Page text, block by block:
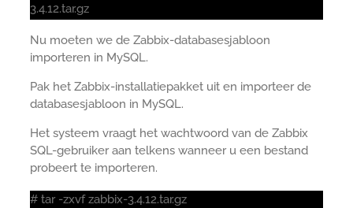
3.4.12.tar.gz
Nu moeten we de Zabbix-databasesjabloon
importeren in MySQL.
Pak het Zabbix-installatiepakket uit en importeer de
databasesjabloon in MySQL.
Het systeem vraagt het wachtwoord van de Zabbix
SQL-gebruiker aan telkens wanneer u een bestand
probeert te importeren.
# tar -zxvf zabbix-3.4.12.tar.gz